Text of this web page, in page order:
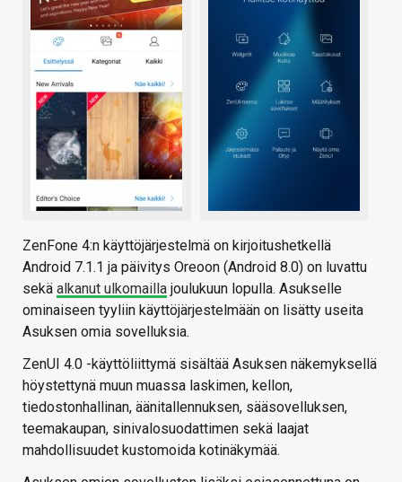
ZenFone 4:n käyttöjärjestelmä on kirjoitushetkellä
Android 7.1.1 ja päivitys Oreoon (Android 8.0) on luvattu
sekä alkanut ulkomailla joulukuun lopulla. Asukselle
ominaiseen tyyliin käyttöjärjestelmään on lisätty useita
Asuksen omia sovelluksia.
ZenUI 4.0 -käyttöliittymä sisältää Asuksen näkemyksellä
höystettynä muun muassa laskimen, kellon,
tiedostonhallinan, äänitallennuksen, sääsovelluksen,
teemakaupan, sinivalosuodattimen sekä laajat
mahdollisuudet kustomoida kotinäkymää.